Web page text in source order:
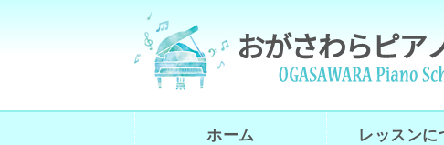
ホーム レッスンに